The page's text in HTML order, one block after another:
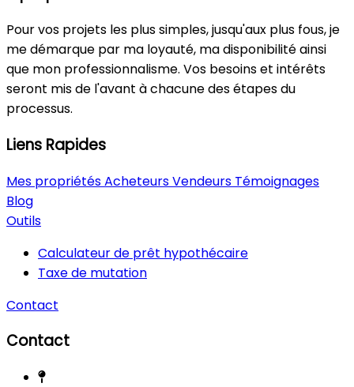
Pour vos projets les plus simples, jusqu'aux plus fous, je
me démarque par ma loyauté, ma disponibilité ainsi
que mon professionnalisme. Vos besoins et intérêts
seront mis de l'avant à chacune des étapes du
processus.
Liens Rapides
Mes propriétésAcheteursVendeurs Témoignages
Blog
Outils
Calculateur de prêt hypothécaire
Taxe de mutation
Contact
Contact